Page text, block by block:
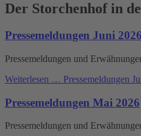
Der Storchenhof in
Pressemeldungen Juni 2026
Pressemeldungen und
Weiterlesen … Pressemeldungen
Pressemeldungen Mai 2026
Pressemeldungen und